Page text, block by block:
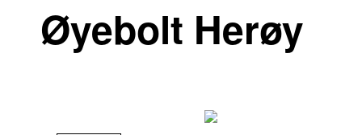
Øyebolt Herøy